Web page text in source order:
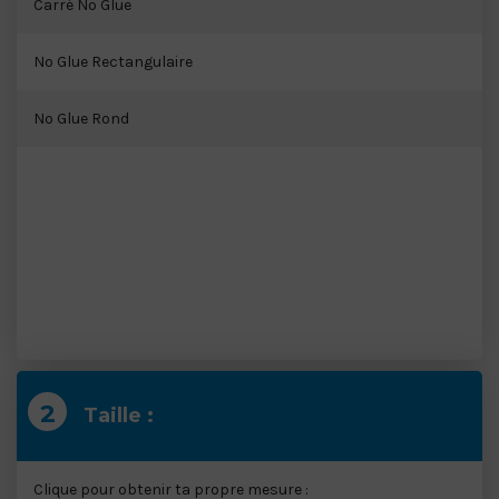
Carré No Glue
No Glue Rectangulaire
No Glue Rond
Taille :
Clique pour obtenir ta propre mesure :